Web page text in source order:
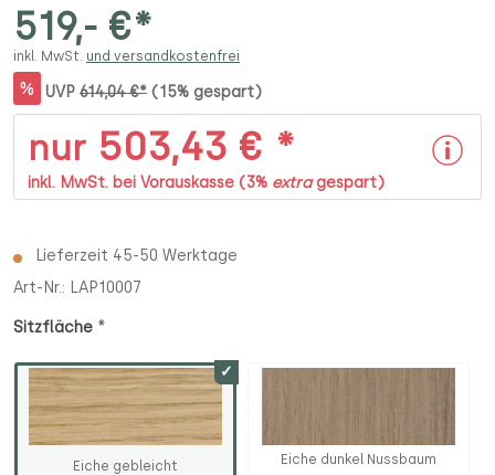
519,- €*
inkl. MwSt. und versandkostenfrei
% UVP 614,04 €* (15% gespart)
nur 503,43 € *
inkl. MwSt. bei Vorauskasse (3% extragespart)
Lieferzeit 45-50 Werktage
Art-Nr.: LAP10007
Sitzfläche *
Eiche gebleicht Eiche dunkel Nussbaum